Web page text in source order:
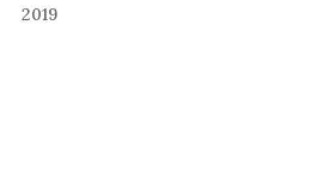
2019